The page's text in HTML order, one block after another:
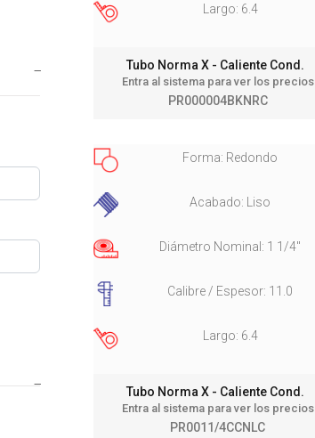
Largo: 6.4
Tubo Norma X - Caliente Cond.
Entra al sistema para ver los precios
PR000004BKNRC
Forma: Redondo
Acabado: Liso
Diámetro Nominal: 1 1/4"
Calibre / Espesor: 11.0
Largo: 6.4
Tubo Norma X - Caliente Cond.
Entra al sistema para ver los precios
PR0011/4CCNLC